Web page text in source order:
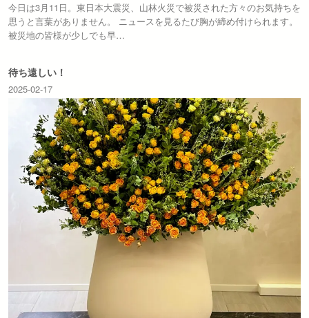
今日は3月11日。東日本大震災、山林火災で被災された方々のお気持ちを
思うと言葉がありません。 ニュースを見るたび胸が締め付けられます。
被災地の皆様が少しでも早…
待ち遠しい！
2025-02-17